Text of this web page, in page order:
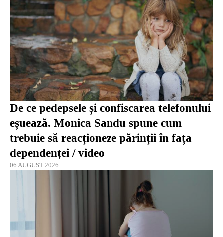
De ce pedepsele și confiscarea telefonului
eșuează. Monica Sandu spune cum
trebuie să reacționeze părinții în fața
dependenței / video
06 AUGUST 2026